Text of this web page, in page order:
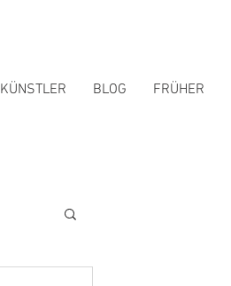
KÜNSTLER BLOG FRÜHER